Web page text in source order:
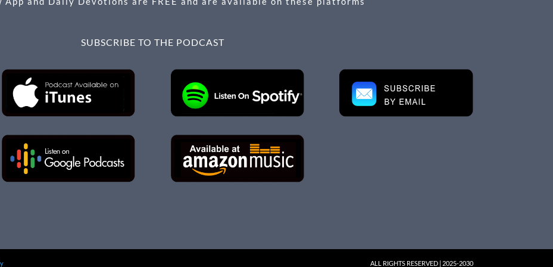
SUBSCRIBE TO THE PODCAST
ALL RIGHTS RESERVED | 2025-2030